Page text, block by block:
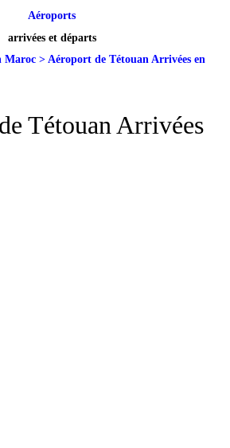
Aéroports
arrivées et départs
Maroc > Aéroport de Tétouan Arrivées en
Tétouan Arrivées